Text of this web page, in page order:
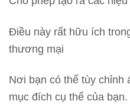
Điều này rất hữu ích
thương mại
Nơi bạn có thể tùy chỉnh
mục đích cụ thể của bạn.